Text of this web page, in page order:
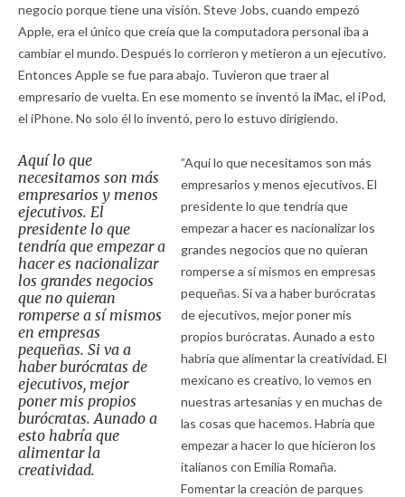
negocio porque tiene una visión. Steve Jobs, cuando empezó
Apple, era el único que creía que la computadora personal iba a
cambiar el mundo. Después lo corrieron y metieron a un ejecutivo.
Entonces Apple se fue para abajo. Tuvieron que traer al
empresario de vuelta. En ese momento se inventó la iMac, el iPod,
el iPhone. No solo él lo inventó, pero lo estuvo dirigiendo.
Aquí lo que
necesitamos son más
empresarios y menos
ejecutivos. El
presidente lo que
tendría que empezar a
hacer es nacionalizar
los grandes negocios
que no quieran
romperse a sí mismos
en empresas
pequeñas. Si va a
haber burócratas de
ejecutivos, mejor
poner mis propios
burócratas. Aunado a
esto habría que
alimentar la
creatividad.
”Aquí lo que necesitamos son más
empresarios y menos ejecutivos. El
presidente lo que tendría que
empezar a hacer es nacionalizar los
grandes negocios que no quieran
romperse a sí mismos en empresas
pequeñas. Si va a haber burócratas
de ejecutivos, mejor poner mis
propios burócratas. Aunado a esto
habría que alimentar la creatividad. El
mexicano es creativo, lo vemos en
nuestras artesanías y en muchas de
las cosas que hacemos. Habría que
empezar a hacer lo que hicieron los
italianos con Emilia Romaña.
Fomentar la creación de parques